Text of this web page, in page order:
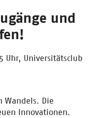
und
Uhr, Universitätsclub
Wandels. Die
Innovationen.